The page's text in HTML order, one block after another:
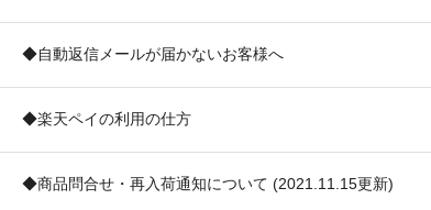
◆自動返信メールが届かないお客様へ
◆楽天ペイの利用の仕方
◆商品問合せ・再入荷通知について (2021.11.15更新)